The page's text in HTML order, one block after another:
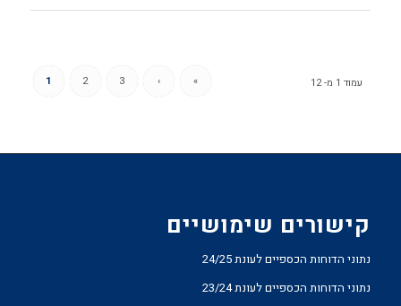
עמוד 1 מ- 12 1 2 3 › »
קישורים שימושיים
נתוני הדוחות הכספיים לעונת 24/25
נתוני הדוחות הכספיים לעונת 23/24